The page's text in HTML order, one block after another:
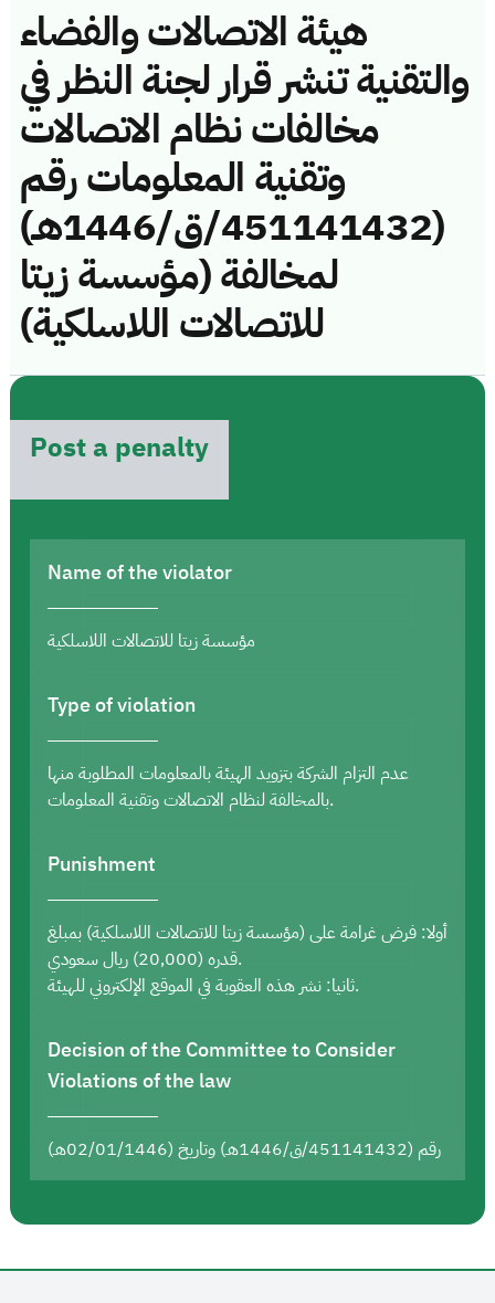
هيئة الاتصالات والفضاء
والتقنية تنشر قرار لجنة النظر في
مخالفات نظام الاتصالات
وتقنية المعلومات رقم
(451141432/ق/1446هـ)
لمخالفة (مؤسسة زيتا
للاتصالات اللاسلكية)
Post a penalty
Name of the violator
مؤسسة زيتا للاتصالات اللاسلكية
Type of violation
عدم التزام الشركة بتزويد الهيئة بالمعلومات المطلوبة منها
بالمخالفة لنظام الاتصالات وتقنية المعلومات.
Punishment
أولا: فرض غرامة على (مؤسسة زيتا للاتصالات اللاسلكية) بمبلغ
قدره (20,000) ريال سعودي.
ثانيا: نشر هذه العقوبة في الموقع الإلكتروني للهيئة.
Decision of the Committee to Consider
Violations of the law
رقم (451141432/ق/1446هـ) وتاريخ (02/01/1446هـ)